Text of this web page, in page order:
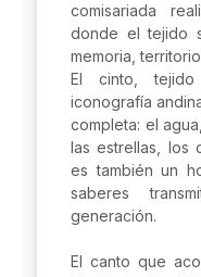
comisariada
donde el tejido
memoria,
El cinto,
iconografía
completa: el
las estrellas, los
es también un
saberes
generación.
El canto que